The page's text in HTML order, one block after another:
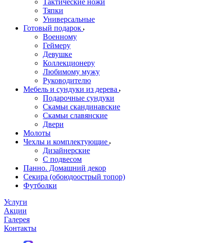
Тактические ножи
Тяпки
Универсальные
Готовый подарок
Военному
Геймеру
Девушке
Коллекционеру
Любимому мужу
Руководителю
Мебель и сундуки из дерева
Подарочные сундуки
Скамьи скандинавские
Скамьи славянские
Двери
Молоты
Чехлы и комплектующие
Дизайнерские
С подвесом
Панно. Домашний декор
Секира (обоюдоострый топор)
Футболки
Услуги
Акции
Галерея
Контакты